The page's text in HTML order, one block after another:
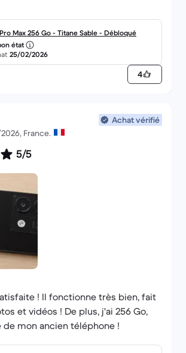
Max 256 Go - Titane Sable - Débloqué
état
25/02/2026
4
Achat vérifié
France.
5/5
! Il fonctionne très bien, fait
et vidéos ! De plus, j'ai 256 Go,
mon ancien téléphone !